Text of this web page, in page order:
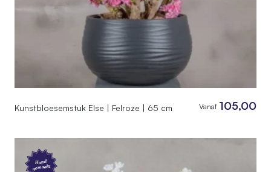
Kunstbloesemstuk Else | Felroze | 65 cm Vanaf 105,00
Hand
gemaakt